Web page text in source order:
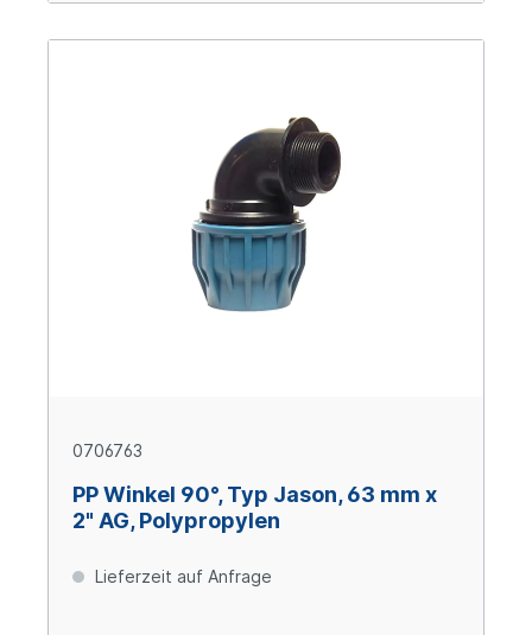
0706763
PP Winkel 90°, Typ Jason, 63 mm x
2" AG, Polypropylen
Lieferzeit auf Anfrage